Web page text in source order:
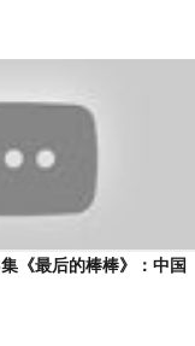
《最后的棒棒》：中国